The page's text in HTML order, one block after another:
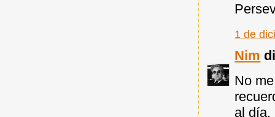
1 de
Nim
No
al día.